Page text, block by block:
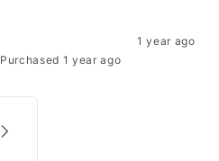
1 year ago
Purchased 1 year ago